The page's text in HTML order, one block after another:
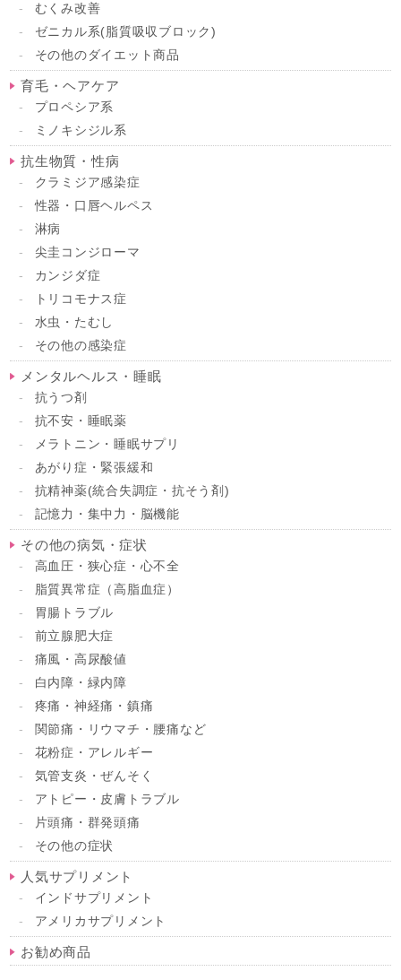
むくみ改善
ゼニカル系(脂質吸収ブロック)
その他のダイエット商品
育毛・ヘアケア
プロペシア系
ミノキシジル系
抗生物質・性病
クラミジア感染症
性器・口唇ヘルペス
淋病
尖圭コンジローマ
カンジダ症
トリコモナス症
水虫・たむし
その他の感染症
メンタルヘルス・睡眠
抗うつ剤
抗不安・睡眠薬
メラトニン・睡眠サプリ
あがり症・緊張緩和
抗精神薬(統合失調症・抗そう剤)
記憶力・集中力・脳機能
その他の病気・症状
高血圧・狭心症・心不全
脂質異常症（高脂血症）
胃腸トラブル
前立腺肥大症
痛風・高尿酸値
白内障・緑内障
疼痛・神経痛・鎮痛
関節痛・リウマチ・腰痛など
花粉症・アレルギー
気管支炎・ぜんそく
アトピー・皮膚トラブル
片頭痛・群発頭痛
その他の症状
人気サプリメント
インドサプリメント
アメリカサプリメント
お勧め商品